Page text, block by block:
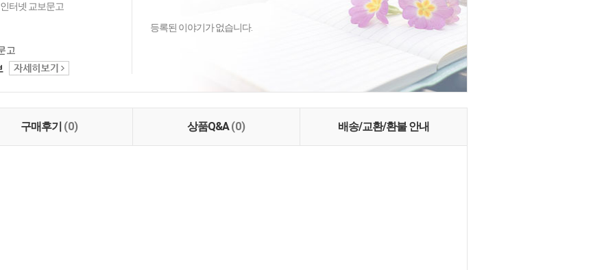
터넷 교보문고
고
등록된 이야기가 없습니다.
구매후기 (0) 상품Q&A(0) 배송/교환/환불 안내